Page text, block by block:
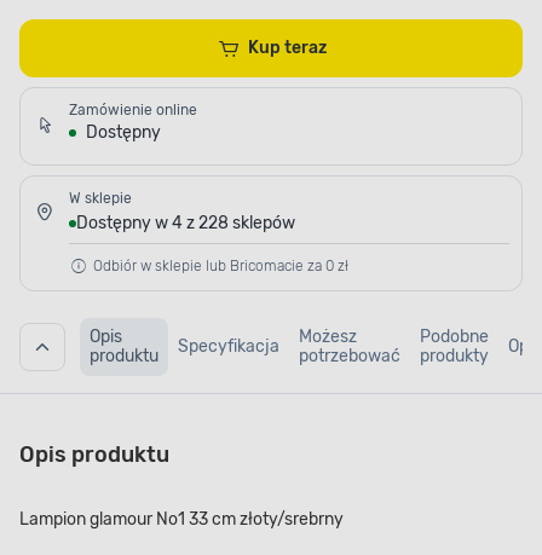
Kup teraz
Zamówienie online
Dostępny
W sklepie
Dostępny w 4 z 228 sklepów
Odbiór w sklepie lub Bricomacie za 0 zł
Opis
produktu
Specyfikacja
Możesz
potrzebować
Podobne
produkty
Opis produktu
Lampion glamour No1 33 cm złoty/srebrny